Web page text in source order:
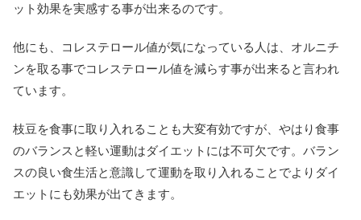
ット効果を実感する事が出来るのです。
他にも、コレステロール値が気になっている人は、オルニチ
ンを取る事でコレステロール値を減らす事が出来ると言われ
ています。
枝豆を食事に取り入れることも大変有効ですが、やはり食事
のバランスと軽い運動はダイエットには不可欠です。バラン
スの良い食生活と意識して運動を取り入れることでよりダイ
エットにも効果が出てきます。